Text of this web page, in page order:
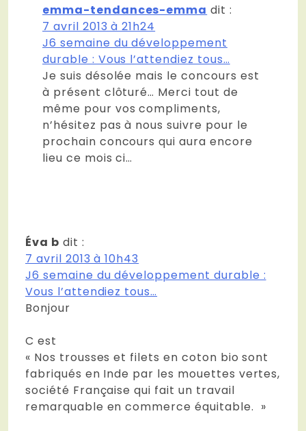
emma-tendances-emma dit :
7 avril 2013 à 21h24
J6 semaine du développement
durable : Vous l’attendiez tous…
Je suis désolée mais le concours est
à présent clôturé… Merci tout de
même pour vos compliments,
n’hésitez pas à nous suivre pour le
prochain concours qui aura encore
lieu ce mois ci…
Éva b dit :
7 avril 2013 à 10h43
J6 semaine du développement durable :
Vous l’attendiez tous…
Bonjour
C est
« Nos trousses et filets en coton bio sont
fabriqués en Inde par les mouettes vertes,
société Française qui fait un travail
remarquable en commerce équitable. »